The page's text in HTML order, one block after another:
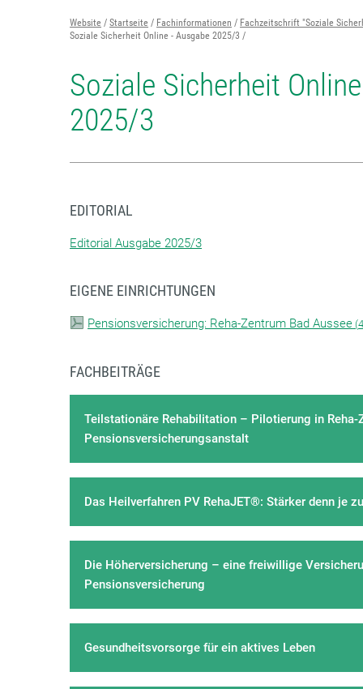
Website Startseite Fachinformationen
Fachzeitschrift "Soziale
Soziale Sicherheit Online - Ausgabe 2025/3
Soziale Sicherheit
2025/3
EDITORIAL
Editorial Ausgabe 2025/3
EIGENE EINRICHTUNGEN
Pensionsversicherung: Reha-Zentrum Bad Aussee (
FACHBEITRÄGE
Teilstationäre Rehabilitation – Pilotierung in Reha-
Pensionsversicherungsanstalt
Das Heilverfahren PV RehaJET®: Stärker denn je
Die Höherversicherung – eine freiwillige
Pensionsversicherung
Gesundheitsvorsorge für ein aktives Leben